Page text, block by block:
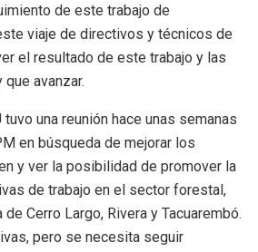
de este trabajo de
viaje de directivos y técnicos de
el resultado de este trabajo y las
avanzar.
una reunión hace unas semanas
en búsqueda de mejorar los
y ver la posibilidad de promover la
de trabajo en el sector forestal,
Cerro Largo, Rivera y Tacuarembó.
pero se necesita seguir